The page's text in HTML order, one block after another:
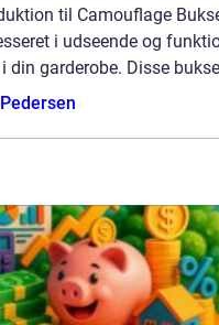
til Camouflage
i udseende og
din garderobe. Disse